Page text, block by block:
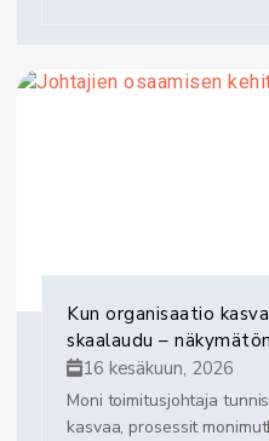
Kun organisaatio
skaalaudu –
16 kesäkuun, 2026
Moni toimitusjohtaja
kasvaa, prosessit